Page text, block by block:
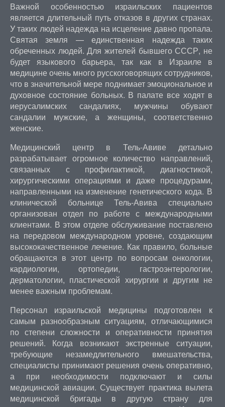
Важной особенностью израильских пациентов
является длительный путь отказов в других странах.
У таких людей надежда на исцеление давно пропала.
Святая земля — единственная надежда таких
обреченных людей. Для жителей бывшего СССР, не
будет языкового барьера, так как в Израиле в
медицине очень много русскоговорящих сотрудников,
что в значительной мере поднимает эмоциональное и
духовное состояние больных. В палате все ходят в
иерусалимских сандалиях, мужчины обувают
сандалии мужские, а женщины, соответственно
женские.
Медицинский центр в Тель-Авиве детально
разрабатывает огромное количество направлений,
связанных с профилактикой, диагностикой,
хирургическими операциями и даже процедурами,
направленными на изменение генетического кода. В
клинической больнице Тель-Авива специально
организован отдел по работе с международными
клиентами. В этом отделе обслуживание поставлено
на передовом международном уровне, создающим
высококачественное лечение. Как правило, больные
обращаются в этот центр по вопросам онкологии,
кардиологии, ортопедии, гастроэнтерологии,
дерматологии, пластической хирургии и другим не
менее важным проблемам.
Персонал израильской медицины подготовлен к
самым разнообразным ситуациям, отличающимися
по степени сложности и оперативности принятия
решений. Когда возникают экстренные ситуации,
требующие незамедлительного вмешательства,
специалисты принимают решения очень оперативно,
а при необходимости подключают и силы
медицинской авиации. Существует практика вылета
медицинской бригады в другую страну для